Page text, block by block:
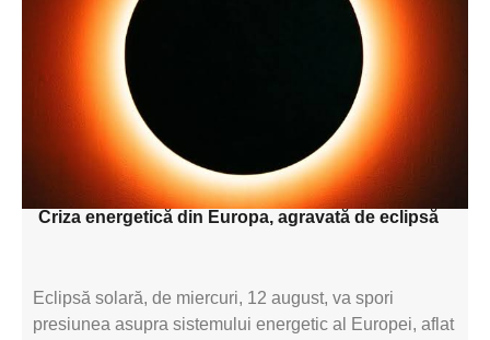
textul pentru
subtitluAdaugă aici
textul pentru
subtitluAdaugă aici
textul pentru subti
Criza energetică din Europa, agravată de eclipsă
Eclipsă solară, de miercuri, 12 august, va spori
presiunea asupra sistemului energetic al Europei, aflat